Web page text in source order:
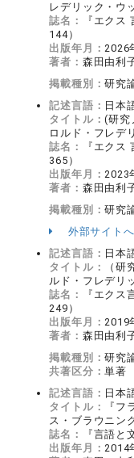
レデリック・ウ
誌名：
『エク
144）
出版年月：2026
著者： 森田由利
掲載種別：研究
記述言語： 日本
タイトル：(研究
ロルド・フレデ
誌名：
『エク
365）
出版年月：2023
著者： 森田由利
掲載種別：研究
外部サイト
記述言語： 日本
タイトル：
（
ルド・フレデリ
誌名：
『エク
249）
出版年月：2019
著者： 森田由利
掲載種別：研究
共著区分：単著
記述言語： 日本
タイトル：
『
ス・ブラウニン
誌名：
『言語
出版年月：2014